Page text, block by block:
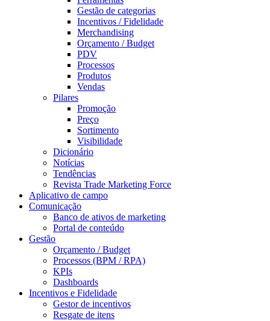
Gestão de categorias
Incentivos / Fidelidade
Merchandising
Orçamento / Budget
PDV
Processos
Produtos
Vendas
Pilares
Promoção
Preço
Sortimento
Visibilidade
Dicionário
Notícias
Tendências
Revista Trade Marketing Force
Aplicativo de campo
Comunicação
Banco de ativos de marketing
Portal de conteúdo
Gestão
Orçamento / Budget
Processos (BPM / RPA)
KPIs
Dashboards
Incentivos e Fidelidade
Gestor de incentivos
Resgate de itens